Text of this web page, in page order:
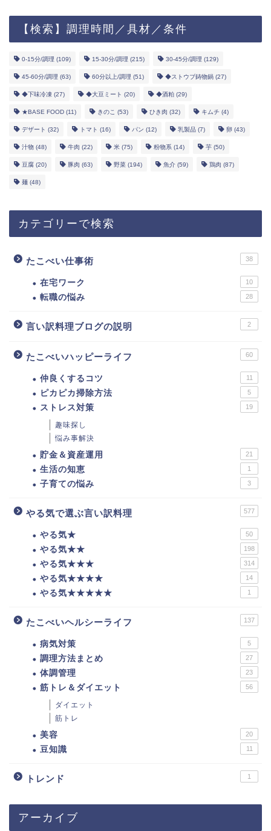
【検索】調理時間／具材／条件
0-15分/調理 (109) 15-30分/調理 (215) 30-45分/調理 (129)
45-60分/調理 (63) 60分以上/調理 (51) ◆ストウブ鋳物鍋 (27)
◆下味冷凍 (27) ◆大豆ミート (20) ◆酒粕 (29)
★BASE FOOD (11) きのこ (53) ひき肉 (32) キムチ (4)
デザート (32) トマト (16) パン (12) 乳製品 (7) 卵 (43)
汁物 (48) 牛肉 (22) 米 (75) 粉物系 (14) 芋 (50)
豆腐 (20) 豚肉 (63) 野菜 (194) 魚介 (59) 鶏肉 (87)
麺 (48)
カテゴリーで検索
たこべい仕事術 38
在宅ワーク 10
転職の悩み 28
言い訳料理ブログの説明 2
たこべいハッピーライフ 60
仲良くするコツ 11
ピカピカ掃除方法 5
ストレス対策 19
趣味探し
悩み事解決
貯金＆資産運用 21
生活の知恵 1
子育ての悩み 3
やる気で選ぶ言い訳料理 577
やる気★ 50
やる気★★ 198
やる気★★★ 314
やる気★★★★ 14
やる気★★★★★ 1
たこべいヘルシーライフ 137
病気対策 5
調理方法まとめ 27
体調管理 23
筋トレ＆ダイエット 56
ダイエット
筋トレ
美容 20
豆知識 11
トレンド 1
アーカイブ